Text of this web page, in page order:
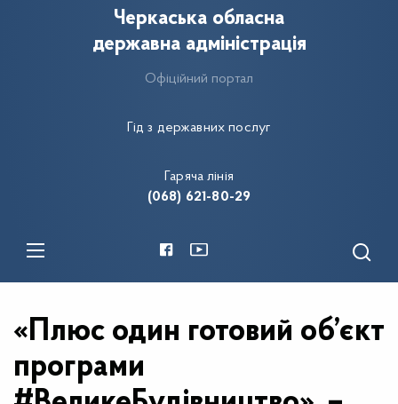
Гід з державних послуг
Черкаська обласна
державна адміністрація
Офіційний портал
Гаряча лінія
(068) 621-80-29
«Плюс один готовий об’єкт
програми